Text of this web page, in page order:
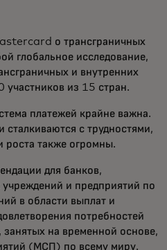
о трансграничных
глобальное исследование,
и внутренних
из 15 стран.
платежей крайне важна.
с трудностями,
роста также огромны.
для банков,
и предприятий по
в области выплат и
потребностей
занятых на временной основе,
(МСП) по всему миру.